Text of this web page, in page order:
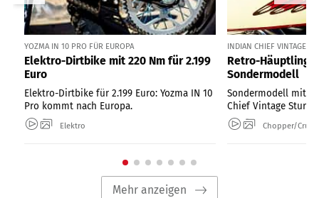
YOZMA IN 10 PRO FÜR EUROPA
Elektro-Dirtbike mit 220 Nm für 2.199
Euro
Elektro-Dirtbike für 2.199 Euro: Yozma IN 10
Pro kommt nach Europa.
Elektro
INDIAN CHIEF VINTAGE
Retro-Häuptling
Sondermodell
Sondermodell mit
Chief Vintage
Chopper/
Mehr anzeigen